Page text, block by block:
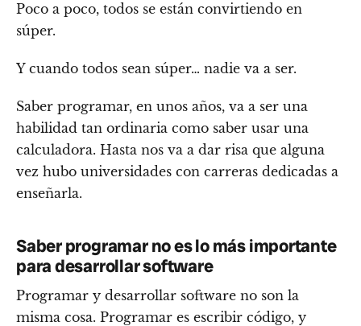
Poco a poco, todos se están convirtiendo en
súper.
Y cuando todos sean súper… nadie va a ser.
Saber programar, en unos años, va a ser una
habilidad tan ordinaria como saber usar una
calculadora. Hasta nos va a dar risa que alguna
vez hubo universidades con carreras dedicadas a
enseñarla.
Saber programar no es lo más importante
para desarrollar software
Programar y desarrollar software no son la
misma cosa. Programar es escribir código, y